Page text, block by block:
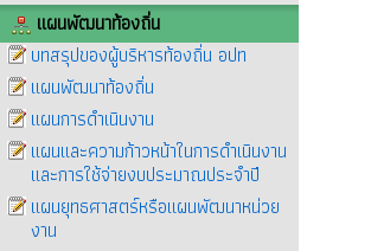
แผนพัฒนาท้องถิ่น
บทสรุปของผู้บริหารท้องถิ่น อปท
แผนพัฒนาท้องถิ่น
แผนการดำเนินงาน
แผนและความก้าวหน้าในการดำเนินงาน
และการใช้จ่ายงบประมาณประจำปี
แผนยุทธศาสตร์หรือแผนพัฒนาหน่วย
งาน